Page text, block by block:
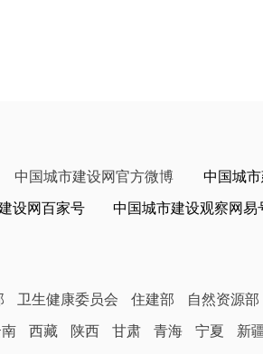
中国城市建设网官方微博 中国城
设网百家号 中国城市建设观察网易
卫生健康委员会 住建部 自然资源部
西藏 陕西 甘肃 青海 宁夏 新